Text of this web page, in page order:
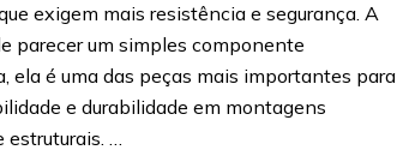
exigem mais resistência e segurança. A
parecer um simples componente
ela é uma das peças mais importantes para
e durabilidade em montagens
estruturais. …